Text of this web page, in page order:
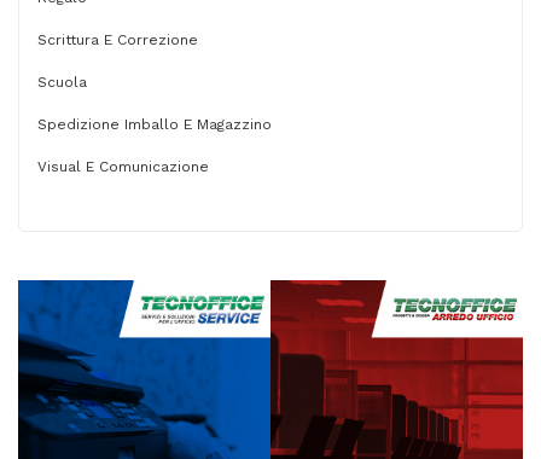
Scrittura E Correzione
Scuola
Spedizione Imballo E Magazzino
Visual E Comunicazione